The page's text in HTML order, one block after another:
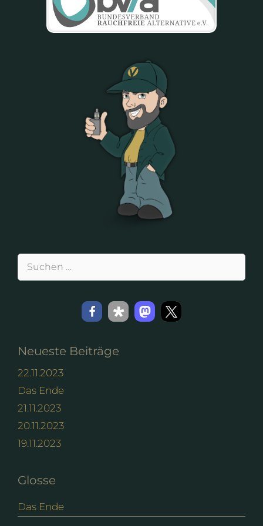
Suchen
Neueste Beiträge
22.11.2023
Das Ende
21.11.2023
20.11.2023
19.11.2023
Glosse
Das Ende